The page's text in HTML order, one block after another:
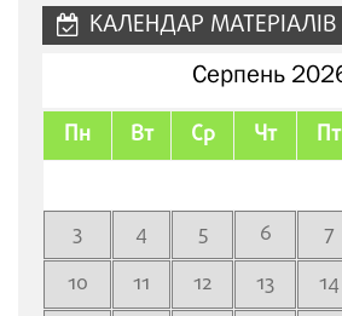
КАЛЕНДАР МАТЕРІАЛІВ
Серпень
Пн Вт Ср Чт Пт
3
4 5 6 7
10
11 12 13 14